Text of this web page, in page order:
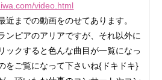
video.html
近までの動画をのせてあります。
ンピアのアリアですが、それ以外に
ックすると色んな曲目が一覧になっ
をご覧になって下さいね{ドキドキ}